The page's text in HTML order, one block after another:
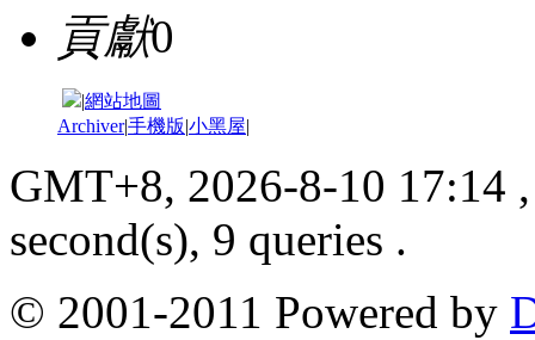
貢獻0
|網站地圖
Archiver|手機版|小黑屋|
GMT+8, 2026-8-10 17:14
second(s), 9 queries .
© 2001-2011 Powered by